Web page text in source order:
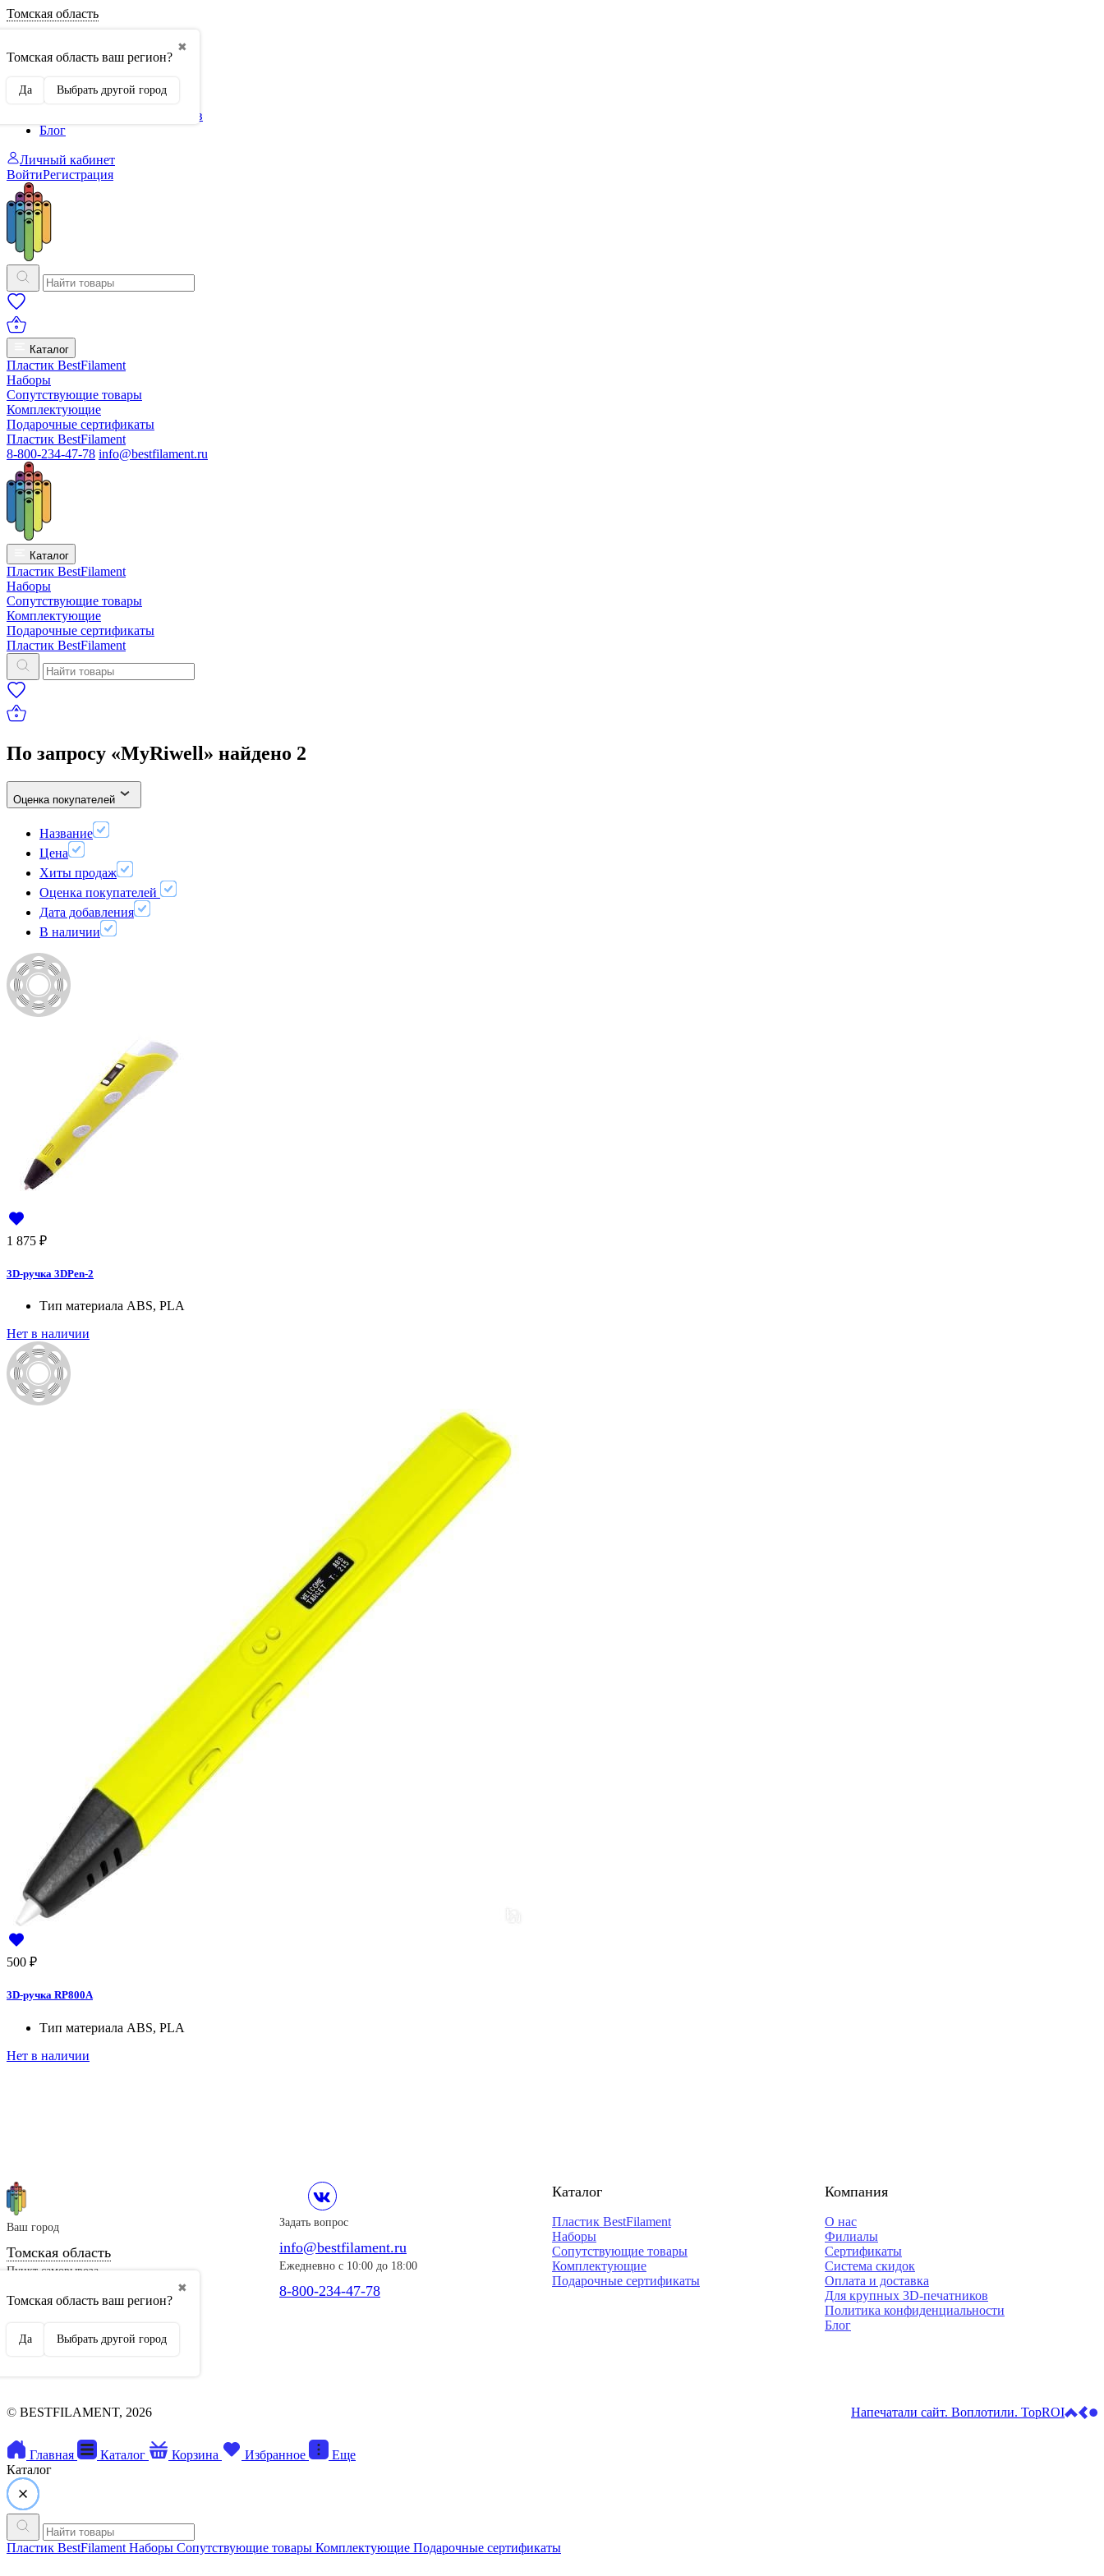
Томская область
✖
Томская область ваш регион?
Да Выбрать другой город
Филиалы
Система скидок
Оплата и доставка
Для крупных 3D-печатников
Блог
Личный кабинет
ВойтиРегистрация
Каталог
Пластик BestFilament
Наборы
Сопутствующие товары
Комплектующие
Подарочные сертификаты
Пластик BestFilament
8-800-234-47-78 info@bestfilament.ru
Каталог
Пластик BestFilament
Наборы
Сопутствующие товары
Комплектующие
Подарочные сертификаты
Пластик BestFilament
По запросу «MyRiwell» найдено 2
Оценка покупателей
Название
Цена
Хиты продаж
Оценка покупателей
Дата добавления
В наличии
1 875 ₽
3D-ручка 3DPen-2
Тип материала ABS, PLA
Нет в наличии
500 ₽
3D-ручка RP800A
Тип материала ABS, PLA
Нет в наличии
Ваш город
Томская область
✖
Томская область ваш регион?
Да Выбрать другой город
Пункт самовывоза
ул. Проезжая, д. 9а
Задать вопрос
info@bestfilament.ru
Ежедневно с 10:00 до 18:00
8-800-234-47-78
Каталог
Пластик BestFilament
Наборы
Сопутствующие товары
Комплектующие
Подарочные сертификаты
Компания
О нас
Филиалы
Сертификаты
Система скидок
Оплата и доставка
Для крупных 3D-печатников
Политика конфиденциальности
Блог
© BESTFILAMENT, 2026 Напечатали сайт. Воплотили. TopROI
Главная Каталог Корзина Избранное
Еще
Каталог
Пластик BestFilament Наборы Сопутствующие товары Комплектующие Подарочные сертификаты